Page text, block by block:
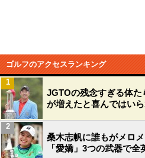
ゴルフのアクセスランキング
JGTOの残念すぎる体
が増えたと喜んではい
1
桑木志帆に誰もがメロ
「愛嬌」3つの武器で全
2